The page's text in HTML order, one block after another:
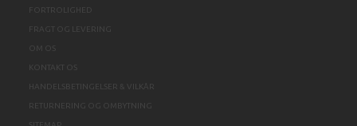
FORTROLIGHED
FRAGT OG LEVERING
OM OS
KONTAKT OS
HANDELSBETINGELSER & VILKÅR
RETURNERING OG OMBYTNING